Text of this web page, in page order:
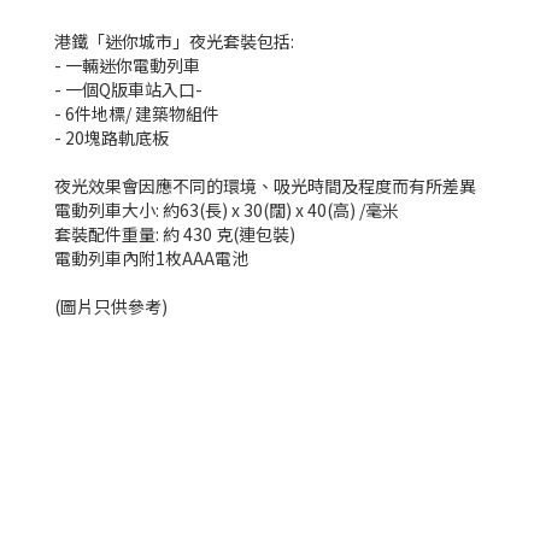
港鐵「迷你城市」夜光套裝包括:
- 一輛迷你電動列車
- 一個Q版車站入口-
- 6件地標/ 建築物組件
- 20塊路軌底板
夜光效果會因應不同的環境、吸光時間及程度而有所差異
電動列車大小: 約63(長) x 30(闊) x 40(高) /毫米
套裝配件重量: 約 430 克(連包裝)
電動列車內附1枚AAA電池
(圖片只供參考)